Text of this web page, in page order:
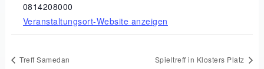
0814208000
Veranstaltungsort-Website anzeigen
Treff Samedan Spieltreff in Klosters Platz